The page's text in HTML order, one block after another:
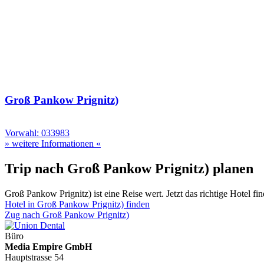
Groß Pankow Prignitz)
Vorwahl: 033983
» weitere Informationen «
Trip nach Groß Pankow Prignitz) planen
Groß Pankow Prignitz) ist eine Reise wert. Jetzt das richtige Hotel
Hotel in Groß Pankow Prignitz) finden
Zug nach Groß Pankow Prignitz)
Büro
Media Empire GmbH
Hauptstrasse 54